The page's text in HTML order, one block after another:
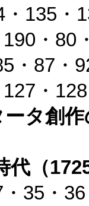
135・
・80
・87・
・
タ創
代（
35・